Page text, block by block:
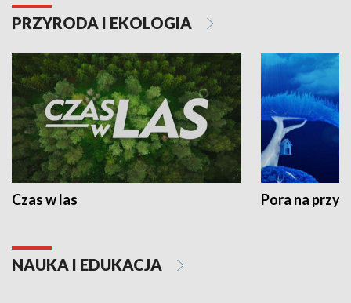
PRZYRODA I EKOLOGIA
Czas w las Pora na
NAUKA I EDUKACJA